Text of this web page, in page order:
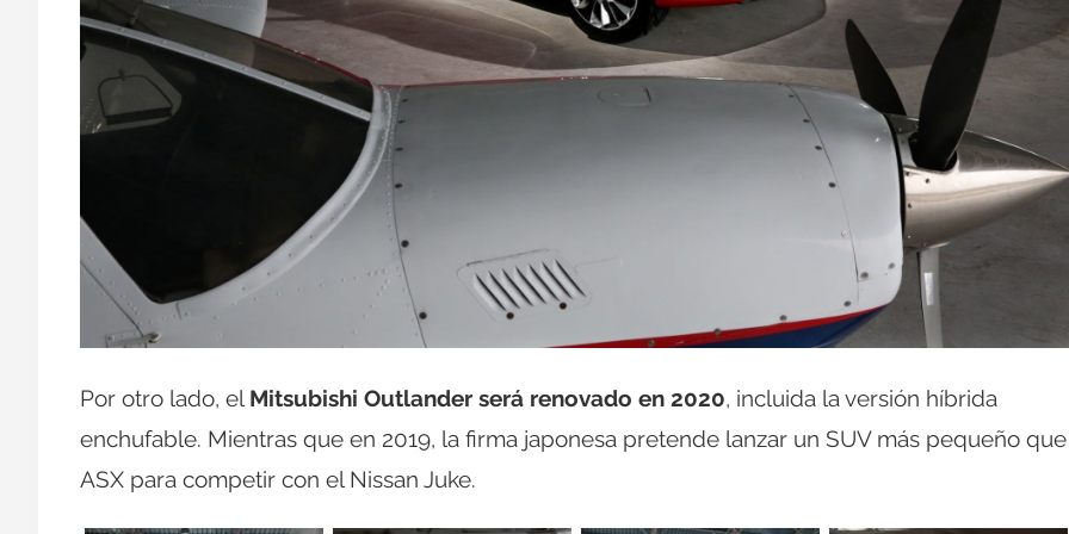
Por otro lado, el Mitsubishi Outlander será renovado en 2020, incluida la versión híbrida
enchufable. Mientras que en 2019, la firma japonesa pretende lanzar un SUV más pequeño
ASX para competir con el Nissan Juke.